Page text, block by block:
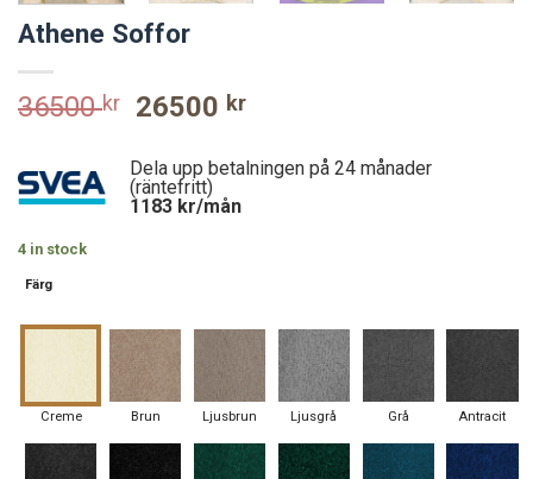
Athene Soffor
36500kr
Original
was:
36500 kr.
26500 krCurrent
is:
Dela upp betalningen på 24 månader
(räntefritt)
1183 kr/mån
4 in stock
Färg
Creme Brun Ljusbrun Ljusgrå Grå Antracit